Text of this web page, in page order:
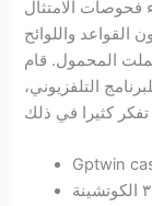
فحوصات الامتثال
القواعد واللوائح
المحمول. قام
التلفزيوني،
Gptwin